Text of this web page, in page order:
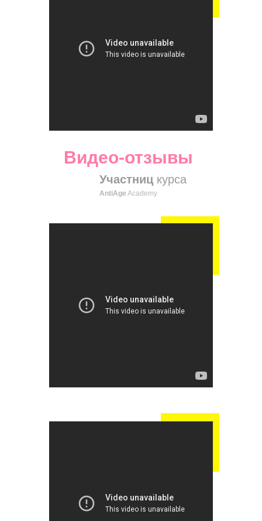
Видео-отзывы
AntiAge Academy
Участницкурса